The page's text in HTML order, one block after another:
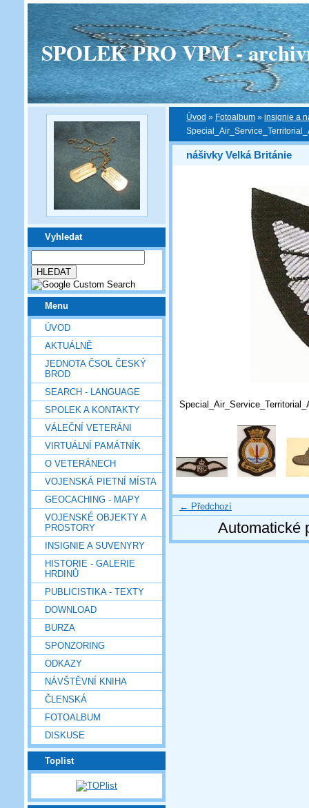
SPOLEK PRO VPM -
Vyhledat
Menu
ÚVOD
AKTUÁLNĚ
JEDNOTA ČSOL ČESKÝ
BROD
SEARCH - LANGUAGE
SPOLEK A KONTAKTY
VÁLEČNÍ VETERÁNI
VIRTUÁLNÍ PAMÁTNÍK
O VETERÁNECH
VOJENSKÁ PIETNÍ MÍSTA
GEOCACHING - MAPY
VOJENSKÉ OBJEKTY A
PROSTORY
INSIGNIE A SUVENYRY
HISTORIE - GALERIE
HRDINŮ
PUBLICISTIKA - TEXTY
DOWNLOAD
BURZA
SPONZORING
ODKAZY
NÁVŠTĚVNÍ KNIHA
ČLENSKÁ
FOTOALBUM
DISKUSE
Toplist
Úvod » Fotoalbum » insignie a
nášivky Velká Británie
← Předchozí
Automatické